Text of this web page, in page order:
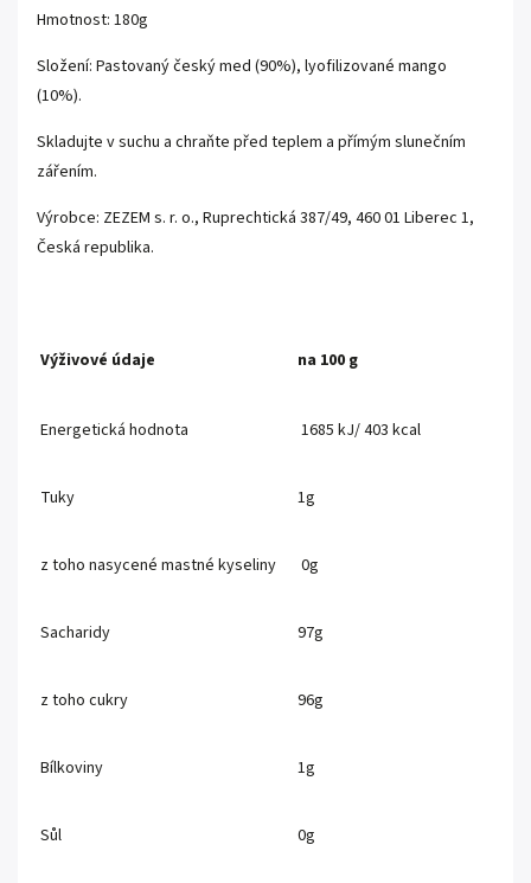
Hmotnost: 180g
Složení: Pastovaný český med (90%), lyofilizované mango
(10%).
Skladujte v suchu a chraňte před teplem a přímým slunečním
zářením.
Výrobce: ZEZEM s. r. o., Ruprechtická 387/49, 460 01 Liberec 1,
Česká republika.
Výživové údaje na 100 g
Energetická hodnota 1685 kJ/ 403 kcal
Tuky 1g
z toho nasycené mastné kyseliny 0g
Sacharidy 97g
z toho cukry 96g
Bílkoviny 1g
Sůl 0g